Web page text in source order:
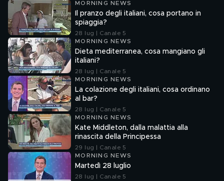
MORNING NEWS
Il pranzo degli italiani, cosa portano in
spiaggia?
28 lug | Canale 5
MORNING NEWS
Dieta mediterranea, cosa mangiano gli
italiani?
28 lug | Canale 5
MORNING NEWS
La colazione degli italiani, cosa ordinano
al bar?
28 lug | Canale 5
MORNING NEWS
Kate Middleton, dalla malattia alla
rinascita della Principessa
29 lug | Canale 5
MORNING NEWS
Martedì 28 luglio
28 lug | Canale 5